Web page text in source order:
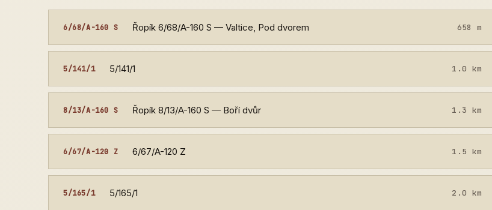
6/68/A-160 S Řopík 6/68/A-160 S — Valtice, Pod dvorem 658 m
5/141/1 5/141/1 1.0 km
8/13/A-160 S Řopík 8/13/A-160 S — Boří dvůr 1.3 km
6/67/A-120 Z 6/67/A-120 Z 1.5 km
5/165/1 5/165/1 2.0 km